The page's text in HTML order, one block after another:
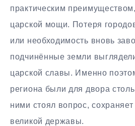
практическим
царской мощи. Потеря
или необходимость вновь
подчинённые земли
царской славы. Именно
региона были для двора
ними стоял вопрос, сохраняет
великой державы.